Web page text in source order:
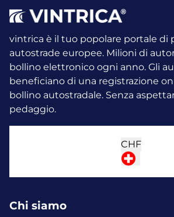
vintrica è il tuo popolare portale di
autostrade europee. Milioni di
bollino elettronico ogni anno. Gli
beneficiano di una registrazione
bollino autostradale. Senza
pedaggio.
CHF
Chi siamo